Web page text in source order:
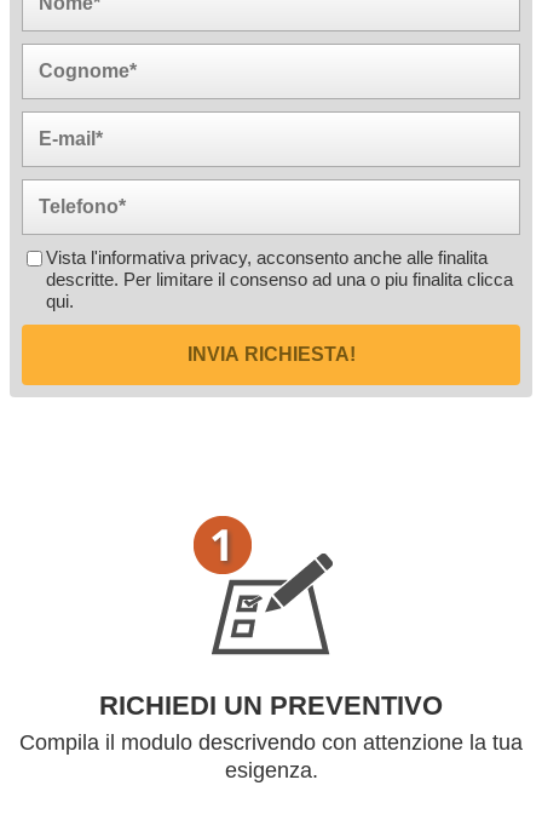
Vista l'informativa privacy, acconsento anche alle finalita
descritte. Per limitare il consenso ad una o piu finalita clicca
qui.
INVIA RICHIESTA!
RICHIEDI UN PREVENTIVO
Compila il modulo descrivendo con attenzione la tua
esigenza.